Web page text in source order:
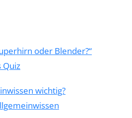
oder Blender?“
Quiz
wichtig?